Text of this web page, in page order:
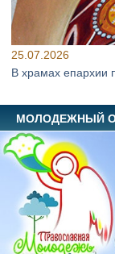
25.07.2026
В храмах епархии
МОЛОДЕЖНЫЙ